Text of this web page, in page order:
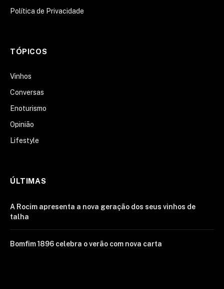
Política de Privacidade
TÓPICOS
Vinhos
Conversas
Enoturismo
Opinião
Lifestyle
ÚLTIMAS
A Rocim apresenta a nova geração dos seus vinhos de
talha
Bomfim 1896 celebra o verão com nova carta